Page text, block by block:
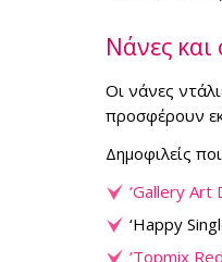
Νάνες και
Οι νάνες
προσφέρουν
Δημοφιλείς
‘Gallery Art
‘Happy
‘Topmix Red